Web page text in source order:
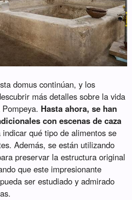
domus continúan, y los
más detalles sobre la vida
Hasta ahora, se han
con escenas de caza
qué tipo de alimentos se
Además, se están utilizando
preservar la estructura original
que este impresionante
ser estudiado y admirado